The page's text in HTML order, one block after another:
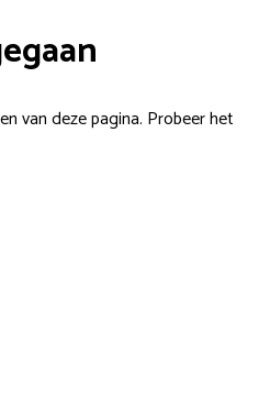
van deze pagina. Probeer het